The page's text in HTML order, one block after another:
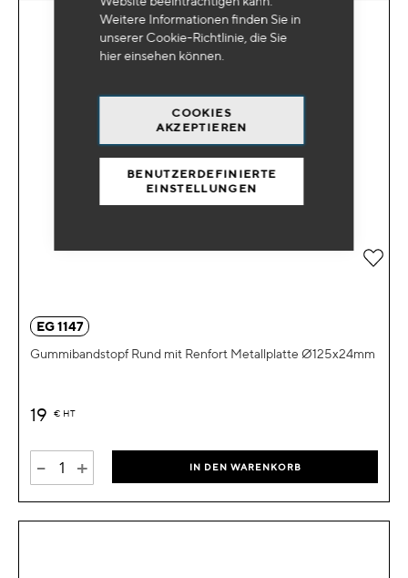
Weitere Informationen finden Sie in
unserer Cookie-Richtlinie, die Sie
hiereinsehen können.
COOKIES
AKZEPTIEREN
BENUTZERDEFINIERTE
EINSTELLUNGEN
EG 1147
Gummibandstopf Rund mit Renfort Metallplatte Ø125x24mm
19 € HT
- + IN DEN WARENKORB
Zur